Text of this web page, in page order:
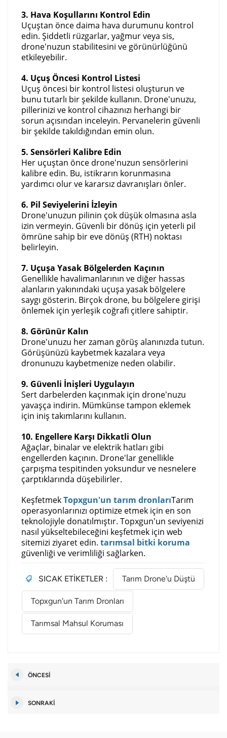
3. Hava Koşullarını Kontrol Edin
Uçuştan önce daima hava durumunu kontrol
edin. Şiddetli rüzgarlar, yağmur veya sis,
drone'nuzun stabilitesini ve görünürlüğünü
etkileyebilir.
4. Uçuş Öncesi Kontrol Listesi
Uçuş öncesi bir kontrol listesi oluşturun ve
bunu tutarlı bir şekilde kullanın. Drone'unuzu,
pillerinizi ve kontrol cihazınızı herhangi bir
sorun açısından inceleyin. Pervanelerin güvenli
bir şekilde takıldığından emin olun.
5. Sensörleri Kalibre Edin
Her uçuştan önce drone'nuzun sensörlerini
kalibre edin. Bu, istikrarın korunmasına
yardımcı olur ve kararsız davranışları önler.
6. Pil Seviyelerini İzleyin
Drone'unuzun pilinin çok düşük olmasına asla
izin vermeyin. Güvenli bir dönüş için yeterli pil
ömrüne sahip bir eve dönüş (RTH) noktası
belirleyin.
7. Uçuşa Yasak Bölgelerden Kaçının
Genellikle havalimanlarının ve diğer hassas
alanların yakınındaki uçuşa yasak bölgelere
saygı gösterin. Birçok drone, bu bölgelere girişi
önlemek için yerleşik coğrafi çitlere sahiptir.
8. Görünür Kalın
Drone'unuzu her zaman görüş alanınızda tutun.
Görüşünüzü kaybetmek kazalara veya
dronunuzu kaybetmenize neden olabilir.
9. Güvenli İnişleri Uygulayın
Sert darbelerden kaçınmak için drone'nuzu
yavaşça indirin. Mümkünse tampon eklemek
için iniş takımlarını kullanın.
10. Engellere Karşı Dikkatli Olun
Ağaçlar, binalar ve elektrik hatları gibi
engellerden kaçının. Drone'lar genellikle
çarpışma tespitinden yoksundur ve nesnelere
çarptıklarında düşebilirler.
KeşfetmekTopxgun'un tarım dronlarıTarım
operasyonlarınızı optimize etmek için en son
teknolojiyle donatılmıştır. Topxgun'un seviyenizi
nasıl yükseltebileceğini keşfetmek için web
sitemizi ziyaret edin.tarımsal bitki koruma
güvenliği ve verimliliği sağlarken.
SICAK ETİKETLER : Tarım Drone'u Düştü
Topxgun'un Tarım Dronları
Tarımsal Mahsul Koruması
ÖNCESI
SONRAKI